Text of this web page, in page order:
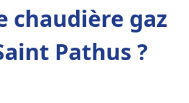
chaudière gaz
Pathus ?